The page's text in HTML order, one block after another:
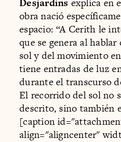
Desjardins explica en
obra nació
espacio: “A Cerith le
que se genera al
sol y del movimiento
tiene entradas de luz
durante el transcurso
El recorrido del sol no
descrito, sino también
[caption
align="aligncenter"